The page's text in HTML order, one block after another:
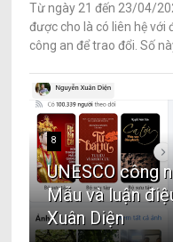
Từ ngày 21 đến 23/04/
được cho là có liên hệ với
công an để trao đổi. Số
8
UNESCO công
Mẫu và luận
Xuân Diện